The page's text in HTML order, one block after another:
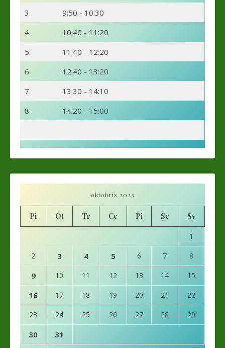
3.
9:50 - 10:30
4.
10:40 - 11:20
5.
11:40 - 12:20
6.
12:40 - 13:20
7.
13:30 - 14:10
8.
14:20 - 15:00
oktobris 2023
Pi Ot Tr Ce Pi Se Sv
1
2 3 4 5 6 7 8
9 10 11 12 13 14 15
16 17 18 19 20 21 22
23 24 25 26 27 28 29
30 31